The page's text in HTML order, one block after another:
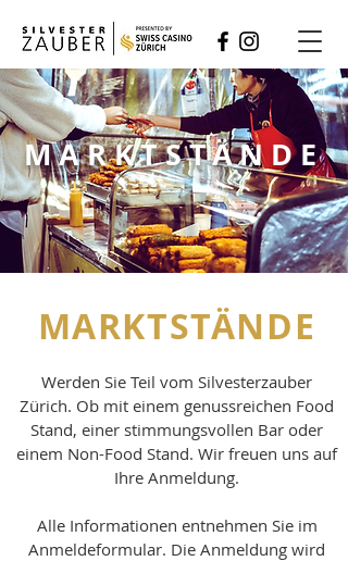
MARKTSTÄNDE
MARKTSTÄNDE
Werden Sie Teil vom Silvesterzauber
Zürich. Ob mit einem genussreichen Food
Stand, einer stimmungsvollen Bar oder
einem Non-Food Stand. Wir freuen uns auf
Ihre Anmeldung.
Alle Informationen entnehmen Sie im
Anmeldeformular. Die Anmeldung wird